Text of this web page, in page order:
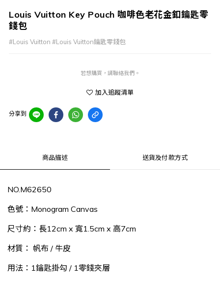
Louis Vuitton Key Pouch 咖啡色老花金釦鑰匙零
錢包
#Louis Vuitton #Louis Vuitton鑰匙零錢包
若想購買，請聯絡我們。
加入追蹤清單
分享到
商品描述 送貨及付款方式
NO.M62650
色號： Monogram Canvas
尺寸約：長12cm x 寬1.5cm x 高7cm
材質： 帆布 / 牛皮
用法：1鑰匙掛勾 / 1零錢夾層